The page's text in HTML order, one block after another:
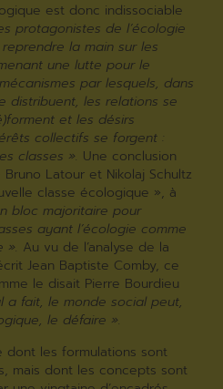
est donc indissociable
protagonistes de l’écologie
la main sur les
une lutte pour le
par lesquels, dans
distribuent, les relations se
et les désirs
collectifs se forgent :
classes ». Une conclusion
Latour et Nikolaj Schultz
classe écologique », à
bloc majoritaire pour
ayant l’écologie comme
». Au vu de l’analyse de la
Jean Baptiste Comby, ce
le disait Pierre Bourdieu
a fait, le monde social peut,
le défaire ».
dont les formulations sont
mais dont les concepts sont